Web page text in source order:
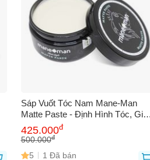
Sáp Vuốt Tóc Nam Mane-Man
Matte Paste - Định Hình Tóc, Giữ
Nếp Lâu, Dễ Sử Dụng, Hương
Thơm Nam Tính, 100Gram
425.000đ
500.000đ
5 1 Đã bán